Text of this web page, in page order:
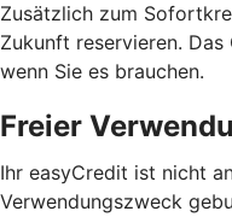
Zusätzlich zum
Zukunft reservieren.
wenn Sie es brauchen.
Freier
Ihr easyCredit ist nicht
Verwendungszweck